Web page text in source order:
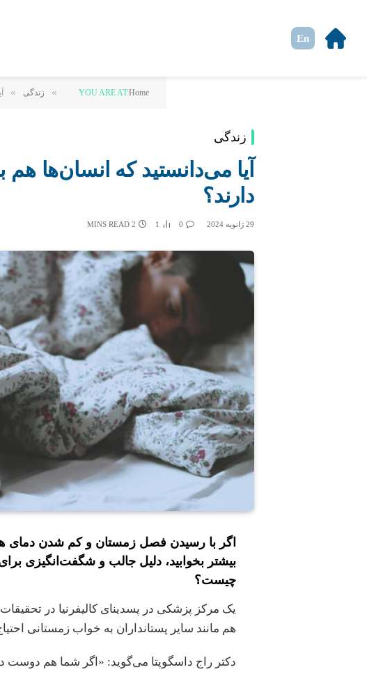
En
YOU ARE AT:Home
» زندگی »
زندگی
آیا می‌دانستید که انسان‌ها
دارند؟
29 ژانویه 2024 0
1
2 MINS READ
اگر با رسیدن فصل زمستان و کم شدن دمای
بیشتر بخوابید، دلیل جالب و شگفت‌انگیزی
چیست؟
یک مرکز پزشکی در پسدینای کالیفرنیا در
هم مانند سایر پستانداران به خواب زمستانی
دکتر راج داسگوپتا می‌گوید: «اگر شما هم دوست